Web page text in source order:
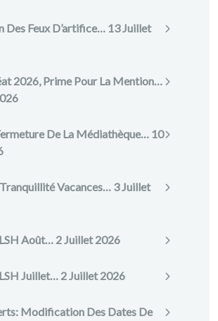
Des Feux D’artifice… 13 Juillet
2026, Prime Pour La Mention…
De La Médiathèque… 10
Vacances… 3 Juillet
Août… 2 Juillet 2026
Juillet… 2 Juillet 2026
Modification Des Dates De